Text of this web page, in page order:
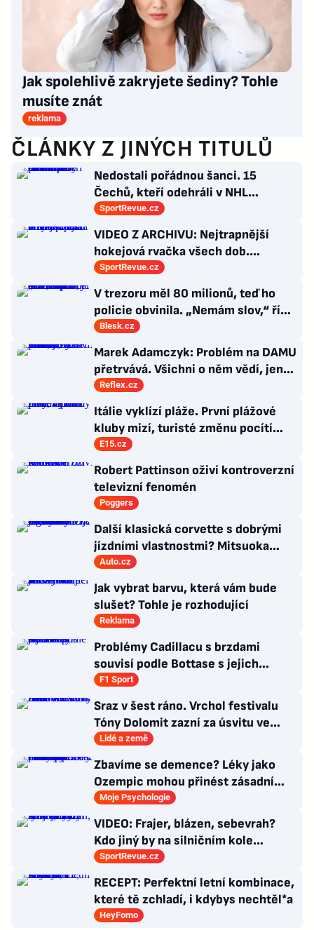
Jak spolehlivě zakryjete šediny? Tohle
musíte znát
reklama
ČLÁNKY Z JINÝCH TITULŮ
Nedostali pořádnou šanci. 15
Čechů, kteří odehráli v NHL
maximálně dva zápasy
SportRevue.cz
VIDEO Z ARCHIVU: Nejtrapnější
hokejová rvačka všech dob.
Nepadla v ní ani rána
SportRevue.cz
V trezoru měl 80 milionů, teď ho
policie obvinila. „Nemám slov,“ říká
exšéf Správy železnic
Blesk.cz
Marek Adamczyk: Problém na DAMU
přetrvává. Všichni o něm vědí, jen
moc nevědí, co s ním
Reflex.cz
Itálie vyklízí pláže. První plážové
kluby mizí, turisté změnu pocítí
brzy
E15.cz
Robert Pattinson oživí kontroverzní
televizní fenomén
Poggers
Další klasická corvette s dobrými
jízdními vlastnostmi? Mitsuoka
znovu využije legendární MX-5
Auto.cz
Jak vybrat barvu, která vám bude
slušet? Tohle je rozhodující
Reklama
Problémy Cadillacu s brzdami
souvisí podle Bottase s jejich
chlazením
F1 Sport
Sraz v šest ráno. Vrchol festivalu
Tóny Dolomit zazní za úsvitu ve
3000 metrech
Lidé a země
Zbavíme se demence? Léky jako
Ozempic mohou přinést zásadní
průlom v léčbě Alzheimerovy
Moje Psychologie
VIDEO: Frajer, blázen, sebevrah?
Kdo jiný by na silničním kole
dokázal tyhle triky?
SportRevue.cz
RECEPT: Perfektní letní kombinace,
které tě zchladí, i kdybys nechtěl*a
HeyFomo